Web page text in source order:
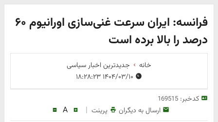
فرانسه: ایران سرعت غنی‌سازی اورانیوم ۶۰
درصد را بالا برده است
خانه
جدیدترین اخبار سیاسی
کدخبر:169515
ارسال به دیگران پرینت |
A